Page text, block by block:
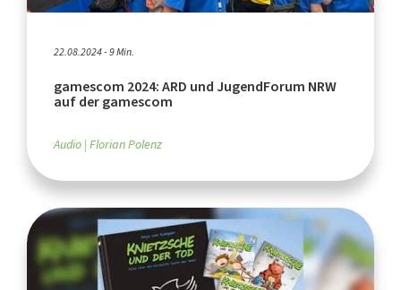
22.08.2024 - 9 Min.
gamescom 2024: ARD und JugendForum NRW
auf der gamescom
Audio Florian Polenz